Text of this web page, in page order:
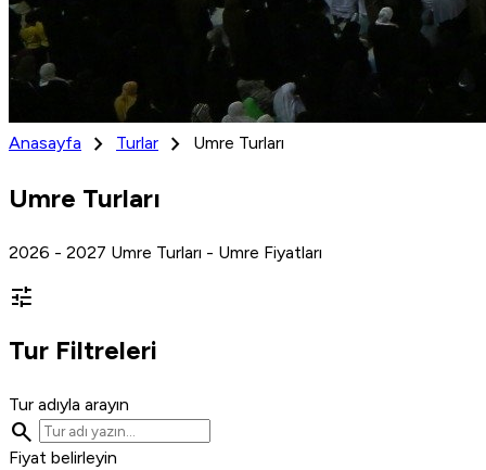
Anasayfa chevron_right Turlar chevron_right Umre Turları
Umre Turları
2026 - 2027 Umre Turları - Umre Fiyatları
tune
Tur Filtreleri
Tur adıyla arayın
search
Fiyat belirleyin